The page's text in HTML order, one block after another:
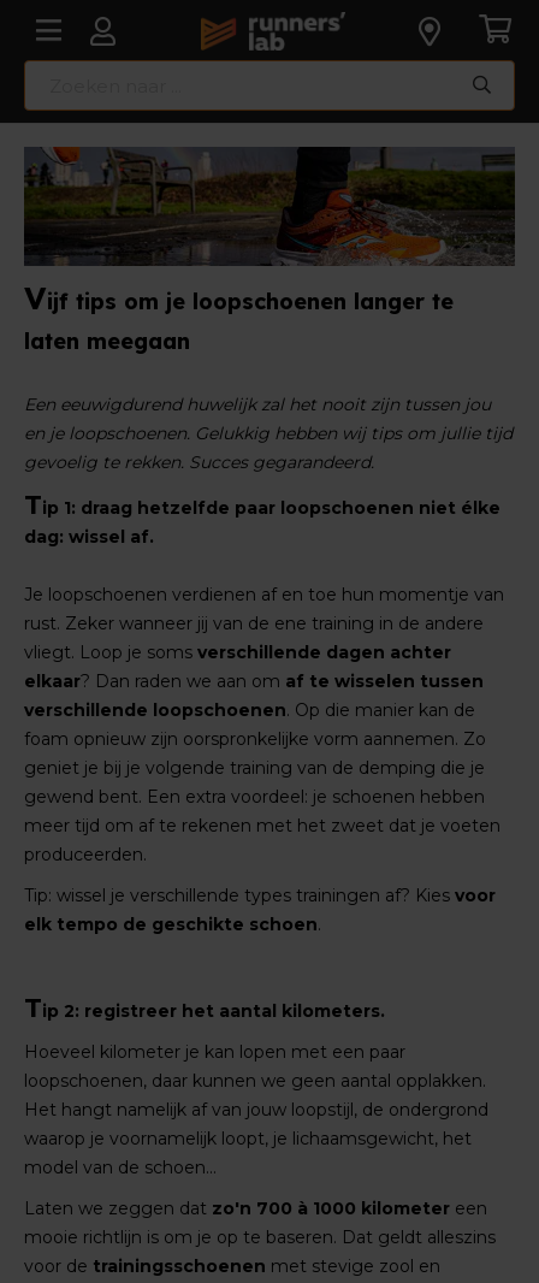
Vijf tips om je loopschoenen langer te
laten meegaan
Een eeuwigdurend huwelijk zal het nooit zijn tussen jou
en je loopschoenen. Gelukkig hebben wij tips om jullie tijd
gevoelig te rekken. Succes gegarandeerd.
Tip 1: draag hetzelfde paar loopschoenen niet élke
dag: wissel af.
Je loopschoenen verdienen af en toe hun momentje van
rust. Zeker wanneer jij van de ene training in de andere
vliegt. Loop je soms verschillende dagen achter
elkaar? Dan raden we aan om af te wisselen tussen
verschillende loopschoenen. Op die manier kan de
foam opnieuw zijn oorspronkelijke vorm aannemen. Zo
geniet je bij je volgende training van de demping die je
gewend bent. Een extra voordeel: je schoenen hebben
meer tijd om af te rekenen met het zweet dat je voeten
produceerden.
Tip: wissel je verschillende types trainingen af? Kies voor
elk tempo de geschikte schoen.
Tip 2: registreer het aantal kilometers.
Hoeveel kilometer je kan lopen met een paar
loopschoenen, daar kunnen we geen aantal opplakken.
Het hangt namelijk af van jouw loopstijl, de ondergrond
waarop je voornamelijk loopt, je lichaamsgewicht, het
model van de schoen...
Laten we zeggen dat zo'n 700 à 1000 kilometer een
mooie richtlijn is om je op te baseren. Dat geldt alleszins
voor de trainingsschoenen met stevige zool en